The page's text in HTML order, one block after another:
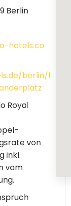
Berlin
hotels.co
berlin/l
Royal
von
inkl.
vom